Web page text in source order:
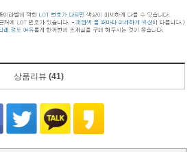
상품리뷰 (41)